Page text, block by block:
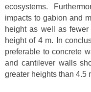
ecosystems.
impacts to gabion and
height as well as
height of 4 m. In
preferable to concrete
and cantilever walls
greater heights than 4.5